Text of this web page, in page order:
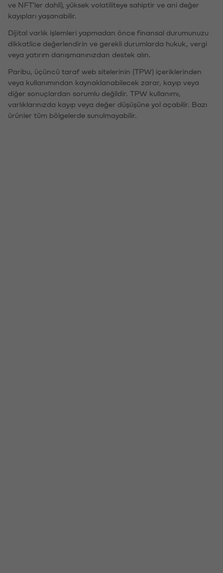
ve NFT'ler dahil), yüksek volatiliteye sahiptir ve ani değer
kayıpları yaşanabilir.
Dijital varlık işlemleri yapmadan önce finansal durumunuzu
dikkatlice değerlendirin ve gerekli durumlarda hukuk, vergi
veya yatırım danışmanınızdan destek alın.
Paribu, üçüncü taraf web sitelerinin (TPW) içeriklerinden
veya kullanımından kaynaklanabilecek zarar, kayıp veya
diğer sonuçlardan sorumlu değildir. TPW kullanımı,
varlıklarınızda kayıp veya değer düşüşüne yol açabilir. Bazı
ürünler tüm bölgelerde sunulmayabilir.